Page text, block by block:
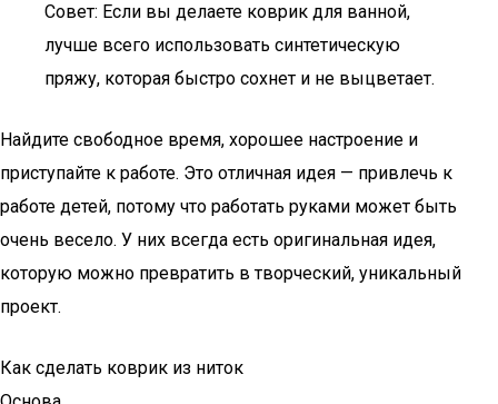
Совет: Если вы делаете коврик для ванной,
лучше всего использовать синтетическую
пряжу, которая быстро сохнет и не выцветает.
Найдите свободное время, хорошее настроение и
приступайте к работе. Это отличная идея — привлечь к
работе детей, потому что работать руками может быть
очень весело. У них всегда есть оригинальная идея,
которую можно превратить в творческий, уникальный
проект.
Как сделать коврик из ниток